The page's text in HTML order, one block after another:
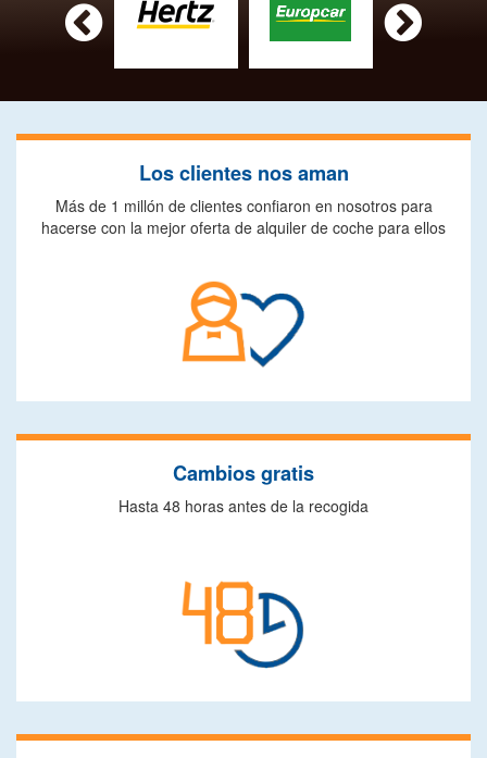
 
Los clientes nos aman
Más de 1 millón de clientes confiaron en nosotros para
hacerse con la mejor oferta de alquiler de coche para ellos
Cambios gratis
Hasta 48 horas antes de la recogida